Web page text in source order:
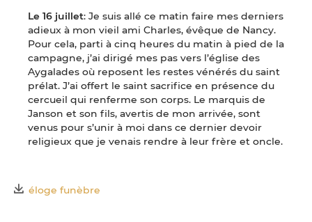
Le 16 juillet: Je suis allé ce matin faire mes derniers
adieux à mon vieil ami Charles, évêque de Nancy.
Pour cela, parti à cinq heures du matin à pied de la
campagne, j’ai dirigé mes pas vers l’église des
Aygalades où reposent les restes vénérés du saint
prélat. J’ai offert le saint sacrifice en présence du
cercueil qui renferme son corps. Le marquis de
Janson et son fils, avertis de mon arrivée, sont
venus pour s’unir à moi dans ce dernier devoir
religieux que je venais rendre à leur frère et oncle.
éloge funèbre